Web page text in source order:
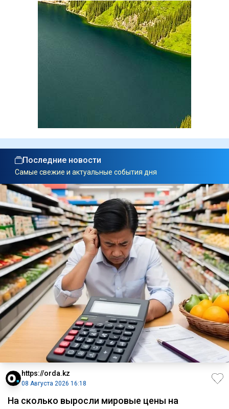
Последние новости
Самые свежие и актуальные события дня
https://orda.kz
08 Августа 2026 16:18
На сколько выросли мировые цены на